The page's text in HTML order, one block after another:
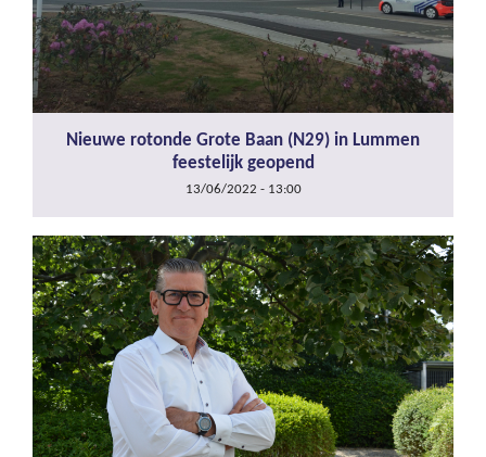
Nieuwe rotonde Grote Baan (N29) in Lummen
feestelijk geopend
13/06/2022 - 13:00